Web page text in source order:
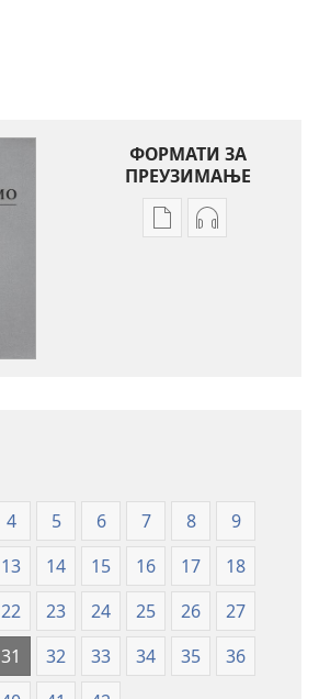
ФОРМАТИ ЗА
ПРЕУЗИМАЊЕ
Формати
(ревидирано
издање
2019)
Формати
(ревидирано
издање
2019)
4 5 6 7 8
9
13 14 15 16 17
18
22 23 24 25 26
27
31 32 33 34 35
36